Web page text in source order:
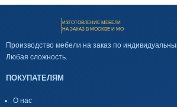
ИЗГОТОВЛЕНИЕ МЕБЕЛИ
НА ЗАКАЗ В МОСКВЕ И МО
Производство мебели на заказ по
Любая сложность.
ПОКУПАТЕЛЯМ
О нас